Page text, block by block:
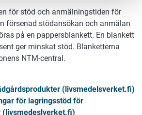
för stöd och anmälningstiden för
försenad stödansökan och anmälan
på en pappersblankett. En blankett
ger minskat stöd. Blanketterna
NTM-central.
(livsmedelsverket.fi)
för lagringsstöd för